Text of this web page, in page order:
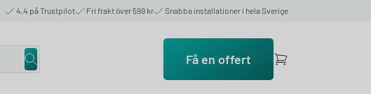
4,4 på Trustpilot Fri frakt över 599 kr Snabba installationer i hela Sverige
Få en offert